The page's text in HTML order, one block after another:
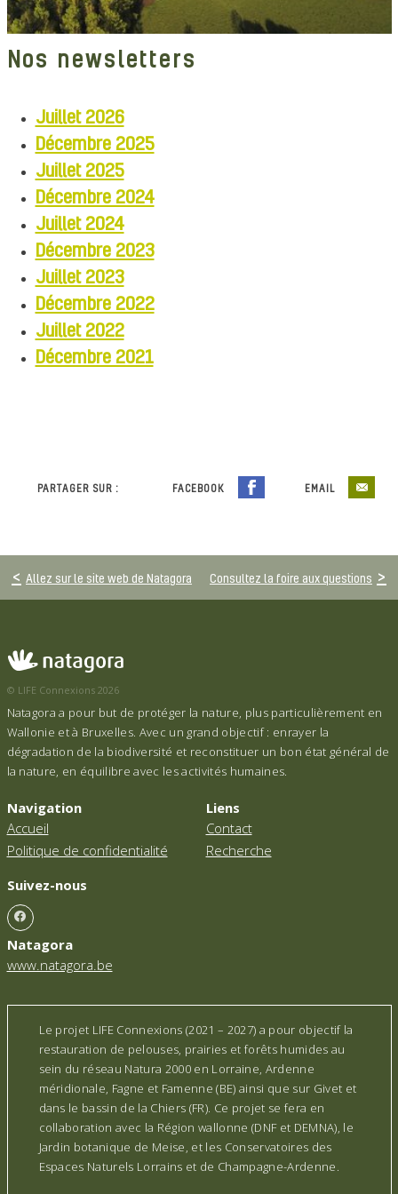
Nos newsletters
Juillet 2026
Décembre 2025
Juillet 2025
Décembre 2024
Juillet 2024
Décembre 2023
Juillet 2023
Décembre 2022
Juillet 2022
Décembre 2021
PARTAGER SUR : FACEBOOK EMAIL
Allez sur le site web de Natagora Consultez la foire aux questions
© LIFE Connexions 2026
Natagora a pour but de protéger la nature, plus particulièrement en
Wallonie et à Bruxelles. Avec un grand objectif : enrayer la
dégradation de la biodiversité et reconstituer un bon état général de
la nature, en équilibre avec les activités humaines.
Navigation
Accueil
Politique de confidentialité
Liens
Contact
Recherche
Suivez-nous
Natagora
www.natagora.be
Le projet LIFE Connexions (2021 – 2027) a pour objectif la
restauration de pelouses, prairies et forêts humides au
sein du réseau Natura 2000 en Lorraine, Ardenne
méridionale, Fagne et Famenne (BE) ainsi que sur Givet et
dans le bassin de la Chiers (FR). Ce projet se fera en
collaboration avec la Région wallonne (DNF et DEMNA), le
Jardin botanique de Meise, et les Conservatoires des
Espaces Naturels Lorrains et de Champagne-Ardenne.